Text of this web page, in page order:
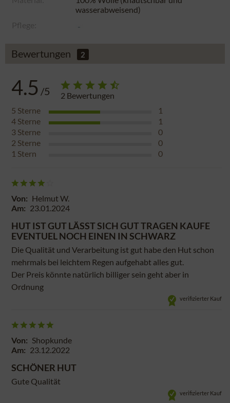
wasserabweisend)
Bewertungen 2
4.5 /5 2 Bewertungen
5 Sterne
1
4 Sterne
1
3 Sterne
0
2 Sterne
0
1 Stern 0
Von: Helmut W.
Am: 23.01.2024
HUT IST GUT LÄSST SICH GUT TRAGEN KAUFE
EVENTUEL NOCH EINEN IN SCHWARZ
Die Qualität und Verarbeitung ist gut habe den Hut schon
mehrmals bei leichtem Regen aufgehabt alles gut.
Der Preis könnte natürlich billiger sein geht aber in
Ordnung
verifizierter Kauf
Von: Shopkunde
Am: 23.12.2022
SCHÖNER HUT
Gute Qualität
verifizierter Kauf